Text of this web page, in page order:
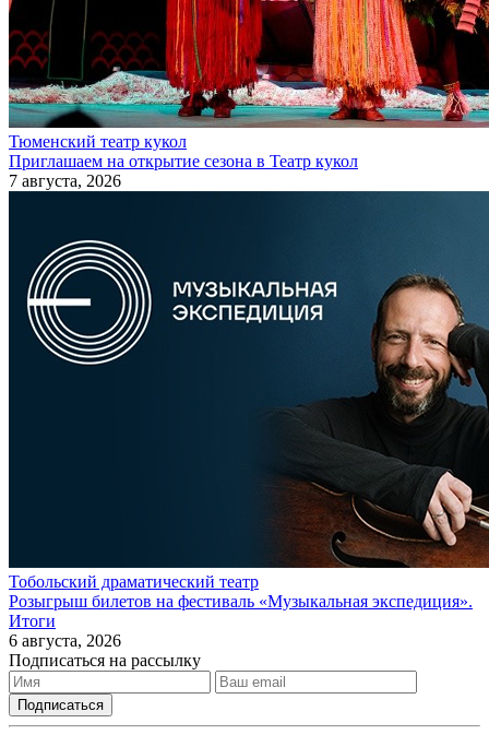
Тюменский театр кукол
Приглашаем на открытие сезона в Театр кукол
7 августа, 2026
Тобольский драматический театр
Розыгрыш билетов на фестиваль «Музыкальная экспедиция».
Итоги
6 августа, 2026
Подписаться на рассылку